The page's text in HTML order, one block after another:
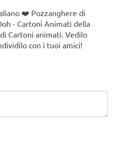
❤️ Pozzanghere di
- Cartoni Animati della
Cartoni animati. Vedilo
con i tuoi amici!